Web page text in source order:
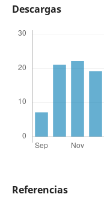
Descargas
Referencias